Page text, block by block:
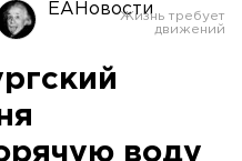
ЕАНовости
воду